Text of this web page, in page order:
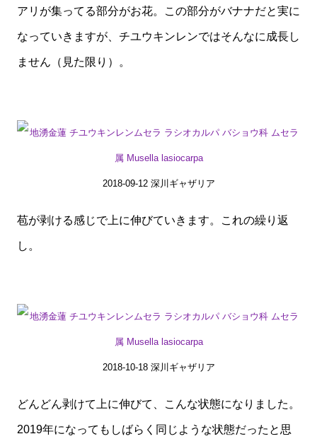
アリが集ってる部分がお花。この部分がバナナだと実に
なっていきますが、チユウキンレンではそんなに成長し
ません（見た限り）。
2018-09-12 深川ギャザリア
苞が剥ける感じで上に伸びていきます。これの繰り返
し。
2018-10-18 深川ギャザリア
どんどん剥けて上に伸びて、こんな状態になりました。
2019年になってもしばらく同じような状態だったと思